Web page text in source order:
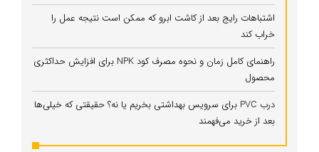
اشتباهات رایج بعد از کاشت ابرو که ممکن است نتیجه عمل را
خراب کند
راهنمای کامل زمان و نحوه مصرف کود NPK برای افزایش حداکثری
محصول
درب PVC برای سرویس بهداشتی بخریم یا نه؟ حقیقتی که خیلی‌ها
بعد از خرید می‌فهمند